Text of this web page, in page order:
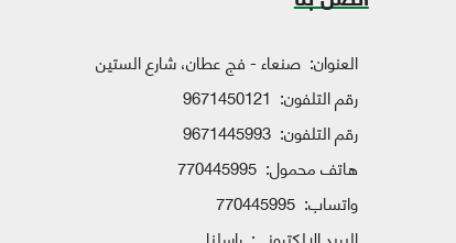
العنوان: صنعاء - فج عطان، شارع الستين
رقم التلفون: 9671450121
رقم التلفون: 9671445993
هاتف محمول: 770445995
واتساب: 770445995